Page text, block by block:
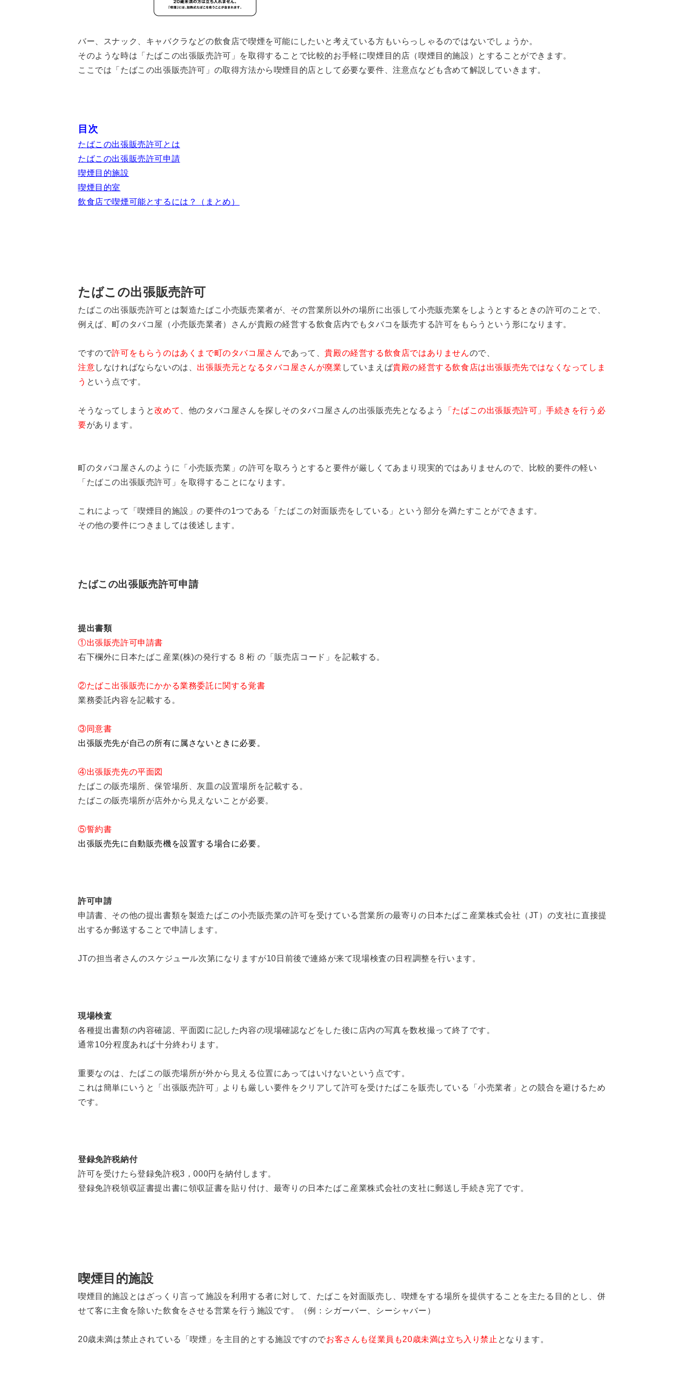
バー、スナック、キャバクラなどの飲食店で喫煙を可能にしたいと考えている方もいらっしゃるのではないでしょうか。
そのような時は「たばこの出張販売許可」を取得することで比較的お手軽に喫煙目的店（喫煙目的施設）とすることができます。
ここでは「たばこの出張販売許可」の取得方法から喫煙目的店として必要な要件、注意点なども含めて解説していきます。
目次
たばこの出張販売許可とは
たばこの出張販売許可申請
喫煙目的施設
喫煙目的室
飲食店で喫煙可能とするには？（まとめ）
たばこの出張販売許可
たばこの出張販売許可とは製造たばこ小売販売業者が、その営業所以外の場所に出張して小売販売業を しようとするときの許可のことで、
例えば、町のタバコ屋（小売販売業者）さんが貴殿の経営する飲食店内でもタバコを販売する許可をもらうという形になります。
ですので許可をもらうのはあくまで町のタバコ屋さんであって、貴殿の経営する飲食店ではありませんので、
注意しなければならないのは、 出張販売元となるタバコ屋さんが廃業 していまえば貴殿の経営する飲食店は出張販売先ではなくなってしま
う という点です。
そうなってしまうと改めて 、他のタバコ屋さんを探しそのタバコ屋さんの出張販売先となるよう
「たばこの出張販売許可」手続きを行う必
要があります。
町のタバコ屋さんのように「小売販売業」の許可を取ろうとすると要件が厳しくてあまり現実的ではありませんので、比較的要件の軽い
「たばこの出張販売許可」を取得することになります。
これによって「喫煙目的施設」の要件の1つである「たばこの対面販売をしている」という部分を満たすことができます。
その他の要件につきましては後述します。
たばこの出張販売許可申請
提出書類
①出張販売許可申請書
右下欄外に日本たばこ産業(株)の発行する 8 桁 の「販売店コード」を記載する。
②たばこ出張販売にかかる業務委託に関する覚書
業務委託内容を記載する。
③同意書
出張販売先が自己の所有に属さないときに必要。
④出張販売先の平面図
たばこの販売場所、保管場所、灰皿の設置場所を記載する。
たばこの販売場所が店外から見えないことが必要。
⑤誓約書
出張販売先に自動販売機を設置する場合に必要。
許可申請
申請書、その他の提出書類を製造たばこの小売販売業の許可を受けている営業所の最寄りの日本たばこ産業株式会社（JT）の支社に直接提
出するか郵送することで申請します。
JTの担当者さんのスケジュール次第になりますが10日前後で連絡が来て現場検査の日程調整を行います。
現場検査
各種提出書類の内容確認、平面図に記した内容の現場確認などをした後に店内の写真を数枚撮って終了です。
通常10分程度あれば十分終わります。
重要なのは、たばこの販売場所が外から見える位置にあってはいけないという点です。
これは簡単にいうと「出張販売許可」よりも厳しい要件をクリアして許可を受けたばこを販売している「小売業者」との競合を避けるため
です。
登録免許税納付
許可を受けたら登録免許税3，000円を納付します。
登録免許税領収証書提出書に領収証書を貼り付け、最寄りの日本たばこ産業株式会社の支社に郵送し手続き完了です。
喫煙目的施設
喫煙目的施設とはざっくり言って施設を利用する者に対して、たばこを対面販売し、喫煙をする場所を提供することを主たる目的とし、併
せて客に主食を除いた飲食をさせる営業を行う施設です。（例：シガーバー、シーシャバー）
20歳未満は禁止されている「喫煙」を主目的とする施設ですのでお客さんも従業員も20歳未満は立ち入り禁止 となります。